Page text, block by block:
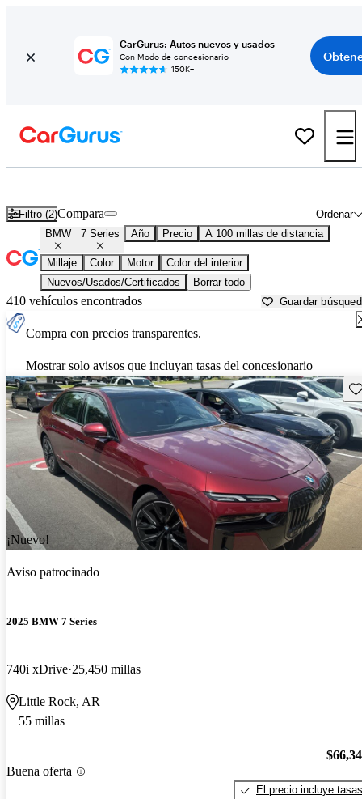
CarGurus: Autos nuevos y usados
Con Modo de concesionario
150K+
Filtro (2) Ordenar
Compara
BMW 7 Series Año Precio A 100 millas de distancia
Millaje Color Motor
Color del interior
Nuevos/Usados/Certificados
Borrar todo
410 vehículos encontrados Guardar
Compra con precios transparentes.
Mostrar solo avisos que incluyan tasas del concesionario
¡Nuevo!
Aviso patrocinado
2025 BMW 7 Series
740i xDrive 25,450 millas
Little Rock, AR
55 millas
Buena oferta
El precio incluye tasas